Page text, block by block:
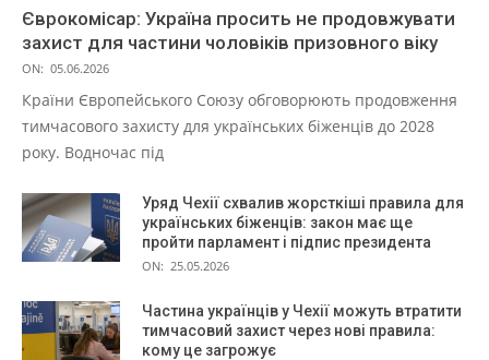
Єврокомісар: Україна просить не продовжувати
захист для частини чоловіків призовного віку
ON: 05.06.2026
Країни Європейського Союзу обговорюють продовження
тимчасового захисту для українських біженців до 2028
року. Водночас під
Уряд Чехії схвалив жорсткіші правила для
українських біженців: закон має ще
пройти парламент і підпис президента
ON: 25.05.2026
Частина українців у Чехії можуть втратити
тимчасовий захист через нові правила:
кому це загрожує